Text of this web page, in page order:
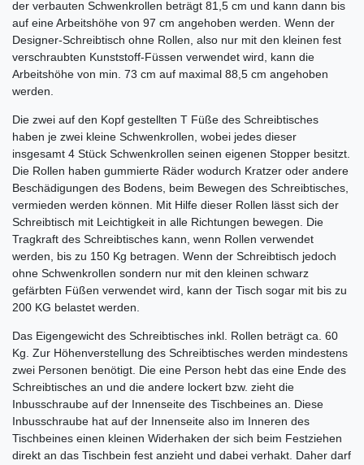
der verbauten Schwenkrollen beträgt 81,5 cm und kann dann bis
auf eine Arbeitshöhe von 97 cm angehoben werden. Wenn der
Designer-Schreibtisch ohne Rollen, also nur mit den kleinen fest
verschraubten Kunststoff-Füssen verwendet wird, kann die
Arbeitshöhe von min. 73 cm auf maximal 88,5 cm angehoben
werden.
Die zwei auf den Kopf gestellten T Füße des Schreibtisches
haben je zwei kleine Schwenkrollen, wobei jedes dieser
insgesamt 4 Stück Schwenkrollen seinen eigenen Stopper besitzt.
Die Rollen haben gummierte Räder wodurch Kratzer oder andere
Beschädigungen des Bodens, beim Bewegen des Schreibtisches,
vermieden werden können. Mit Hilfe dieser Rollen lässt sich der
Schreibtisch mit Leichtigkeit in alle Richtungen bewegen. Die
Tragkraft des Schreibtisches kann, wenn Rollen verwendet
werden, bis zu 150 Kg betragen. Wenn der Schreibtisch jedoch
ohne Schwenkrollen sondern nur mit den kleinen schwarz
gefärbten Füßen verwendet wird, kann der Tisch sogar mit bis zu
200 KG belastet werden.
Das Eigengewicht des Schreibtisches inkl. Rollen beträgt ca. 60
Kg. Zur Höhenverstellung des Schreibtisches werden mindestens
zwei Personen benötigt. Die eine Person hebt das eine Ende des
Schreibtisches an und die andere lockert bzw. zieht die
Inbusschraube auf der Innenseite des Tischbeines an. Diese
Inbusschraube hat auf der Innenseite also im Inneren des
Tischbeines einen kleinen Widerhaken der sich beim Festziehen
direkt an das Tischbein fest anzieht und dabei verhakt. Daher darf